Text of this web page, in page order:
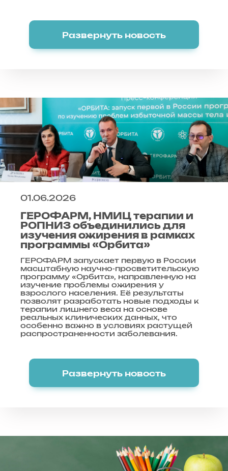
Развернуть новость
01.06.2026
ГЕРОФАРМ, НМИЦ терапии и
РОПНИЗ объединились для
изучения ожирения в рамках
программы «Орбита»
ГЕРОФАРМ запускает первую в России
масштабную научно-просветительскую
программу «Орбита», направленную на
изучение проблемы ожирения у
взрослого населения. Её результаты
позволят разработать новые подходы к
терапии лишнего веса на основе
реальных клинических данных, что
особенно важно в условиях растущей
распространенности заболевания.
Развернуть новость